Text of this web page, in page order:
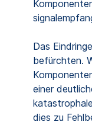
Das
befürchten.
einer
dies zu